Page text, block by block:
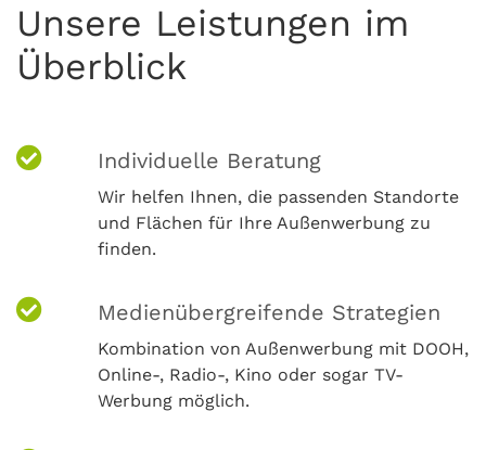
Unsere Leistungen im
Überblick
Individuelle Beratung
Wir helfen Ihnen, die passenden Standorte
und Flächen für Ihre Außenwerbung zu
finden.
Medienübergreifende Strategien
Kombination von Außenwerbung mit DOOH,
Online-, Radio-, Kino oder sogar TV-
Werbung möglich.